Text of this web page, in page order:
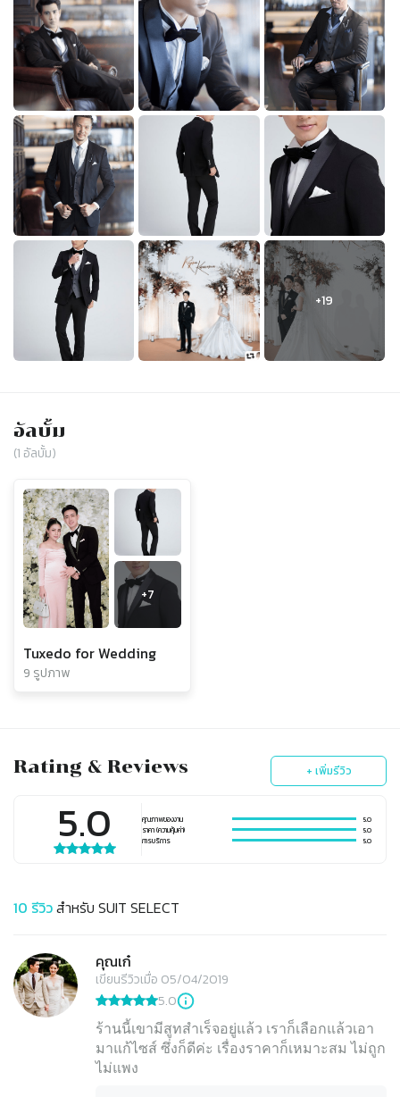
อัลบั้ม
(1 อัลบั้ม)
+7
Tuxedo for Wedding
9 รูปภาพ
Rating & Reviews + เพิ่มรีวิว
5.0 คุณภาพของงาน
5.0
ราคา (ความคุ้มค่า)
5.0
การบริการ
5.0
10 รีวิวสำหรับ SUIT SELECT
คุณเก๋
เขียนรีวิวเมื่อ 05/04/2019
5.0
ร้านนี้เขามีสูทสำเร็จอยู่แล้ว เราก็เลือกแล้วเอา
มาแก้ไซส์ ซึ่งก็ดีค่ะ เรื่องราคาก็เหมาะสม ไม่ถูก
ไม่แพง